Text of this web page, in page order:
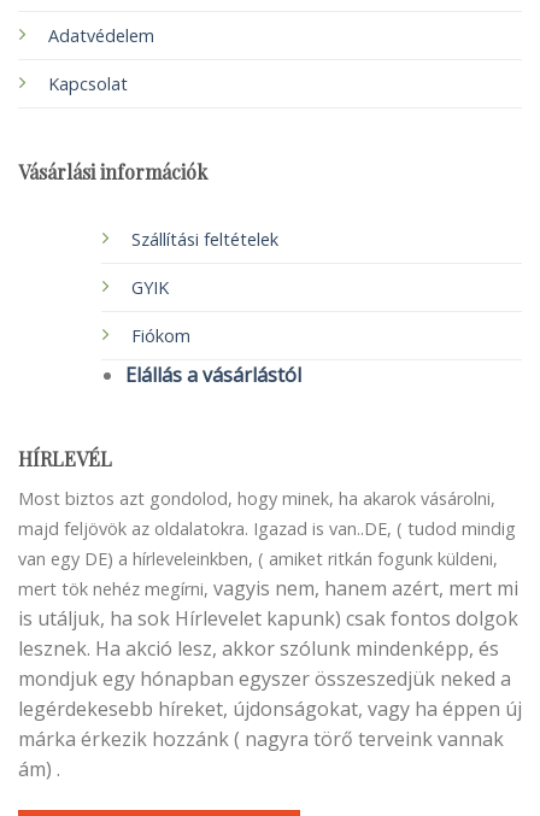
Adatvédelem
Kapcsolat
Vásárlási információk
Szállítási feltételek
GYIK
Fiókom
Elállás a vásárlástól
HÍRLEVÉL
Most biztos azt gondolod, hogy minek, ha akarok vásárolni,
majd feljövök az oldalatokra. Igazad is van..DE, ( tudod mindig
van egy DE) a hírleveleinkben, ( amiket ritkán fogunk küldeni,
mert tök nehéz megírni, vagyis nem, hanem azért, mert mi
is utáljuk, ha sok Hírlevelet kapunk) csak fontos dolgok
lesznek. Ha akció lesz, akkor szólunk mindenképp, és
mondjuk egy hónapban egyszer összeszedjük neked a
legérdekesebb híreket, újdonságokat, vagy ha éppen új
márka érkezik hozzánk ( nagyra törő terveink vannak
ám) .